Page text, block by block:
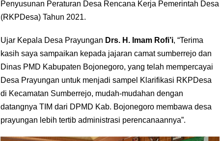
Penyusunan Peraturan Desa Rencana Kerja Pemerintah Desa
(RKPDesa) Tahun 2021.
Ujar Kepala Desa Prayungan Drs. H. Imam Rofi’i, “Terima
kasih saya sampaikan kepada jajaran camat sumberrejo dan
Dinas PMD Kabupaten Bojonegoro, yang telah mempercayai
Desa Prayungan untuk menjadi sampel Klarifikasi RKPDesa
di Kecamatan Sumberrejo, mudah-mudahan dengan
datangnya TIM dari DPMD Kab. Bojonegoro membawa desa
prayungan lebih tertib administrasi perencanaannya”.